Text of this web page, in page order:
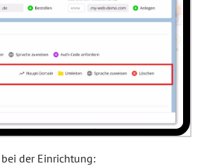
der Einrichtung: